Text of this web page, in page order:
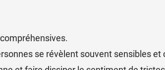
se révèlent souvent sensibles et